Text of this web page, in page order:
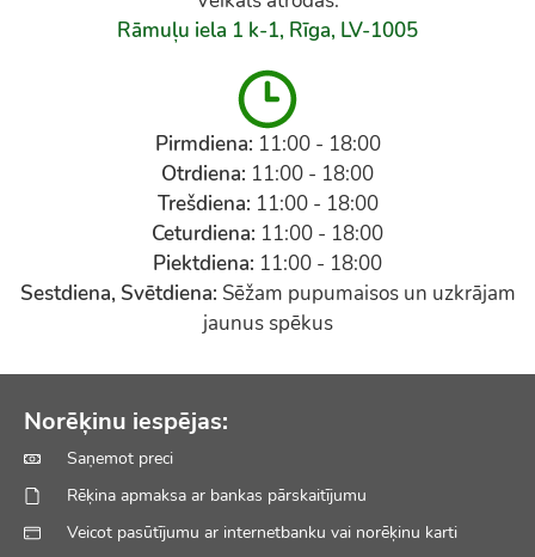
Rāmuļu iela 1 k-1, Rīga, LV-1005
Pirmdiena: 11:00 - 18:00
Otrdiena: 11:00 - 18:00
Trešdiena: 11:00 - 18:00
Ceturdiena: 11:00 - 18:00
Piektdiena: 11:00 - 18:00
Sestdiena, Svētdiena: Sēžam pupumaisos un uzkrājam
jaunus spēkus
Norēķinu iespējas:
Saņemot preci
Rēķina apmaksa ar bankas pārskaitījumu
Veicot pasūtījumu ar internetbanku vai norēķinu karti